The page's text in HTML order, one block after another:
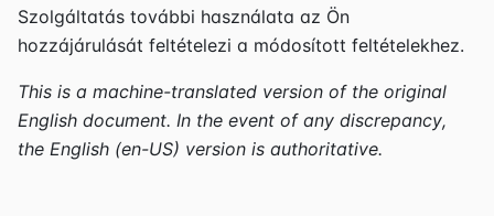
Szolgáltatás további használata az Ön
hozzájárulását feltételezi a módosított feltételekhez.
This is a machine-translated version of the original
English document. In the event of any discrepancy,
the English (en-US) version is authoritative.